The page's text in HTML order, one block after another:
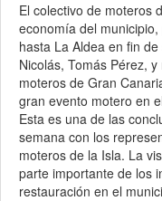
El colectivo de moteros
economía del
hasta La Aldea en fin
Nicolás, Tomás Pérez,
moteros de Gran
gran evento motero en
Esta es una de las
semana con los
moteros de la Isla. La
parte importante de los
restauración en el